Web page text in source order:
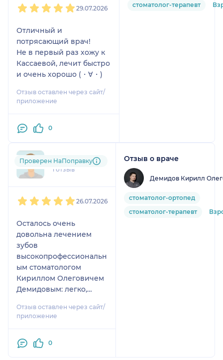
29.07.2026
Отличный и
потрясающий врач!
Не в первый раз хожу к
Кассаевой, лечит быстро
и очень хорошо (⁠・⁠∀⁠・⁠)
Отзыв оставлен через сайт/
приложение
0
стоматолог-терапевт
gal....@....com
1 отзыв
Проверен НаПоправку
26.07.2026
Осталось очень
довольна лечением
зубов
высокопрофессиональн
ым стоматологом
Кириллом Олеговичем
Демидовым: легко,
укол, мастерски , без
боли удалил нервы из
без боли зажило. Я
Отзыв оставлен через сайт/
приложение
0
Отзыв о враче
Демидов Кирилл
стоматолог-ортопед
стоматолог-терапевт